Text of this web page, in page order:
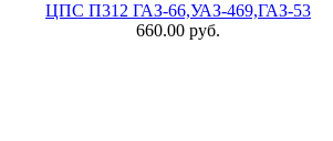
ЦПС П312 ГАЗ-66,УАЗ-469,ГАЗ-53
660.00 руб.